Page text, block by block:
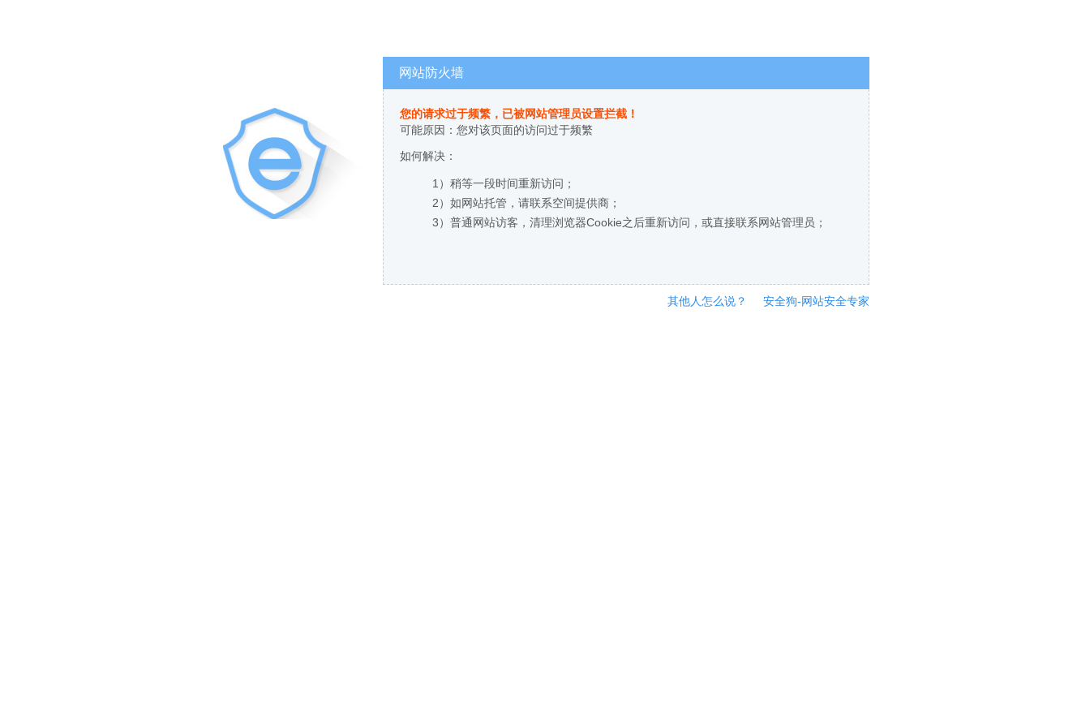
网站防火墙
您的请求过于频繁，已被网站管理员设置拦截！
可能原因：您对该页面的访问过于频繁
如何解决：
1）稍等一段时间重新访问；
2）如网站托管，请联系空间提供商；
3）普通网站访客，清理浏览器Cookie之后重新访问，或直接联系网站管理员；
其他人怎么说？ 安全狗-网站安全专家